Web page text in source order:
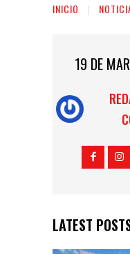
INICIO
19 DE
LATEST